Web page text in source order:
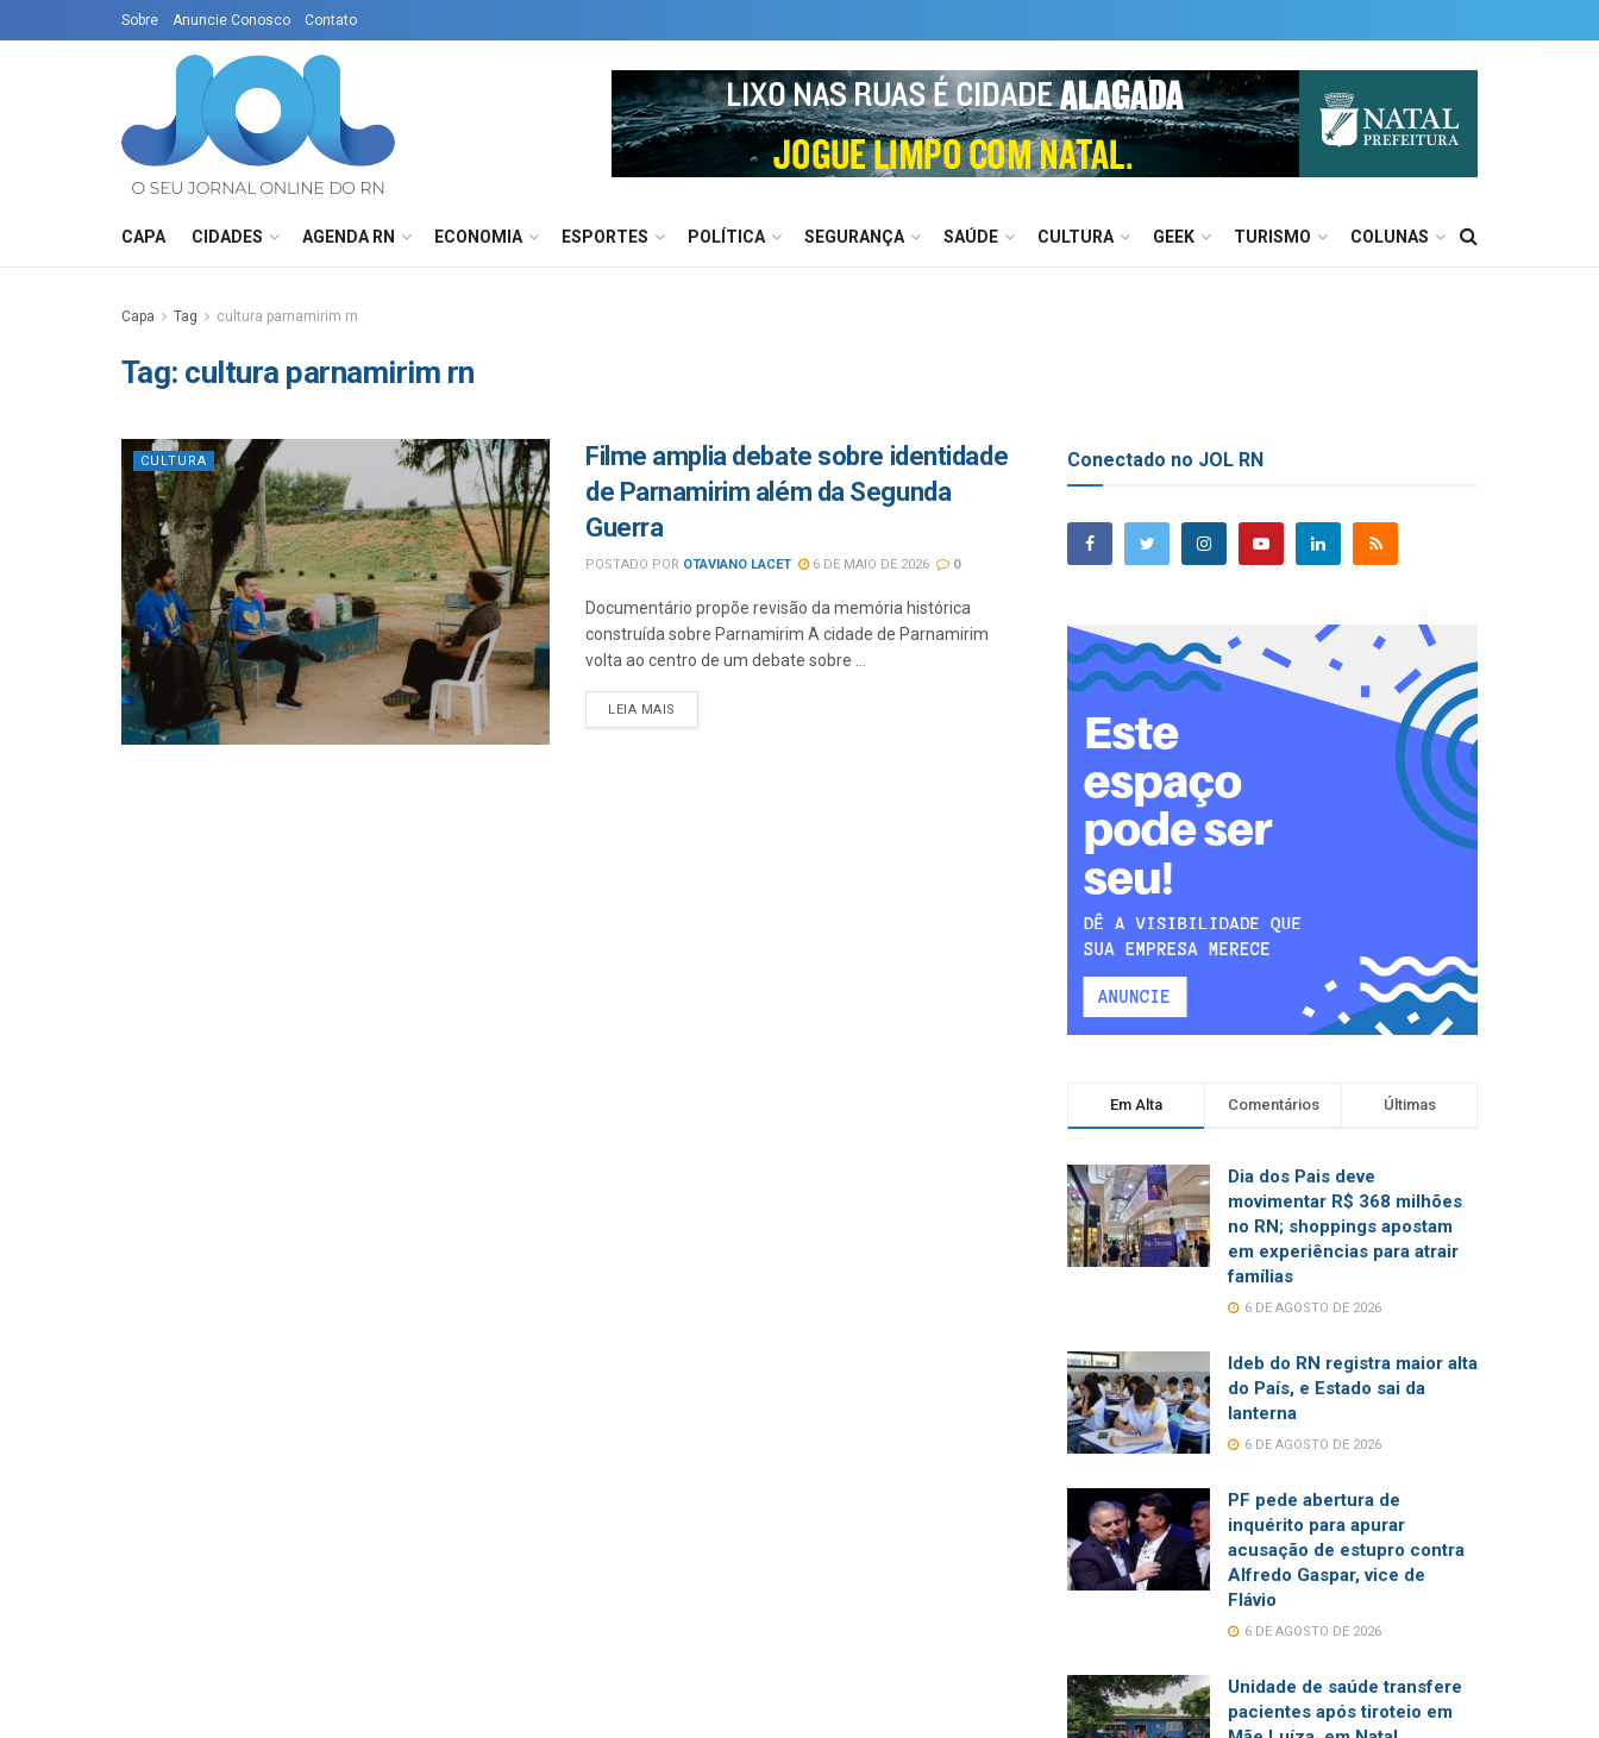
Sobre Anuncie Conosco Contato
CAPA CIDADES AGENDA RN ECONOMIA ESPORTES POLÍTICA SEGURANÇA SAÚDE CULTURA GEEK TURISMO COLUNAS
Capa Tag cultura parnamirim rn
Tag: cultura parnamirim rn
CULTURA
Filme amplia debate sobre identidade
de Parnamirim além da Segunda
Guerra
POSTADO POR OTAVIANO LACET 6 DE MAIO DE 2026 0
Documentário propõe revisão da memória histórica
construída sobre Parnamirim A cidade de Parnamirim
volta ao centro de um debate sobre ...
LEIA MAIS
Conectado no JOL RN
Em Alta Comentários Últimas
Dia dos Pais deve
movimentar R$ 368 milhões
no RN; shoppings apostam
em experiências para atrair
famílias
6 DE AGOSTO DE 2026
Ideb do RN registra maior alta
do País, e Estado sai da
lanterna
6 DE AGOSTO DE 2026
PF pede abertura de
inquérito para apurar
acusação de estupro contra
Alfredo Gaspar, vice de
Flávio
6 DE AGOSTO DE 2026
Unidade de saúde transfere
pacientes após tiroteio em